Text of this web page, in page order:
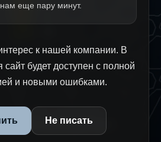
еще пару минут.
к нашей компании. В
будет доступен с полной
и новыми ошибками.
Не писать